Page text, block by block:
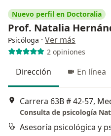
Nuevo perfil en Doctoralia
Prof. Natalia
Psicóloga · Ver más
2 opiniones
Dirección En línea
Carrera 63B # 42-57,
Consulta de psicología
Asesoría psicológica y